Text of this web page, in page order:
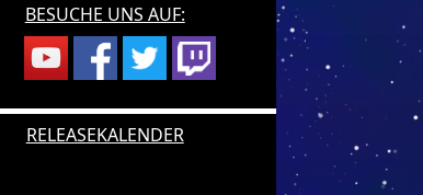
BESUCHE UNS AUF:
RELEASEKALENDER